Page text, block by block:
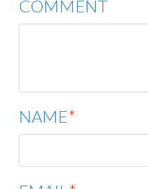
COMMENT
NAME*